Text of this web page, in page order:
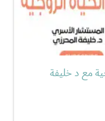
مع د خليفة